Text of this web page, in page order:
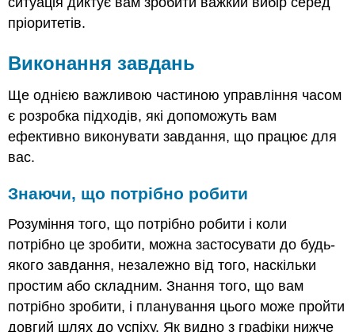
пріоритетів.
Виконання завдань
Ще однією важливою частиною управління часом
є розробка підходів, які допоможуть вам
ефективно виконувати завдання, що працює для
вас.
Знаючи, що потрібно робити
Розуміння того, що потрібно робити і коли
потрібно це зробити, можна застосувати до будь-
якого завдання, незалежно від того, наскільки
простим або складним. Знання того, що вам
потрібно зробити, і планування цього може пройти
довгий шлях до успіху. Як видно з графіки нижче